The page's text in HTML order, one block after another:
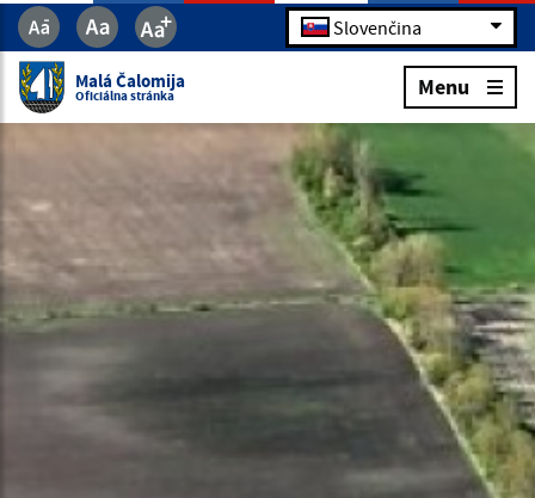
Slovenčina
Malá Čalomija
Oficiálna stránka Menu